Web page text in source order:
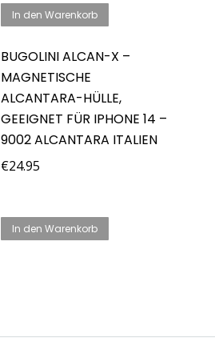
In den Warenkorb
BUGOLINI ALCAN-X –
MAGNETISCHE
ALCANTARA-HÜLLE,
GEEIGNET FÜR IPHONE 14 –
9002 ALCANTARA ITALIEN
€24.95
In den Warenkorb